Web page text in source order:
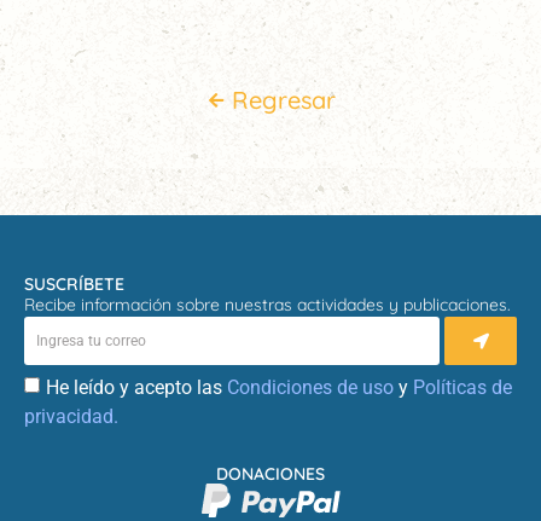
Regresar
SUSCRÍBETE
Recibe información sobre nuestras actividades y publicaciones.
He leído y acepto las Condiciones de uso y Políticas de
privacidad.
DONACIONES